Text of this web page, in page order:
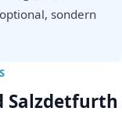
sondern
Salzdetfurth